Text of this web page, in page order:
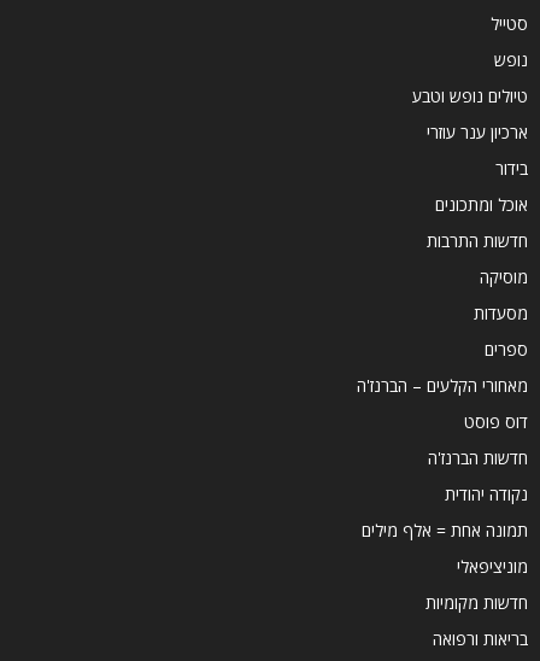
סטייל
נופש
טיולים נופש וטבע
ארכיון ענר עוזרי
בידור
אוכל ומתכונים
חדשות התרבות
מוסיקה
מסעדות
ספרים
מאחורי הקלעים – הברנז'ה
דוס פוסט
חדשות הברנז'ה
נקודה יהודית
תמונה אחת = אלף מילים
מוניציפאלי
חדשות מקומיות
בריאות ורפואה